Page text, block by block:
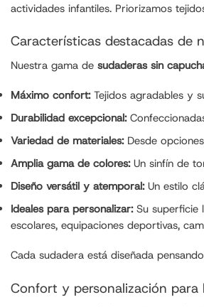
actividades infantiles. Priorizamos
Características destacadas de
Nuestra gama de sudaderas sin
Máximo confort:Tejidos agradables y
Durabilidad excepcional:
Variedad de materiales:Desde
Amplia gama de colores:Un sinfín de
Diseño versátil y atemporal:Un estilo
Ideales para personalizar:Su superficie
escolares, equipaciones deportivas,
Cada sudadera está diseñada
Confort y personalización para